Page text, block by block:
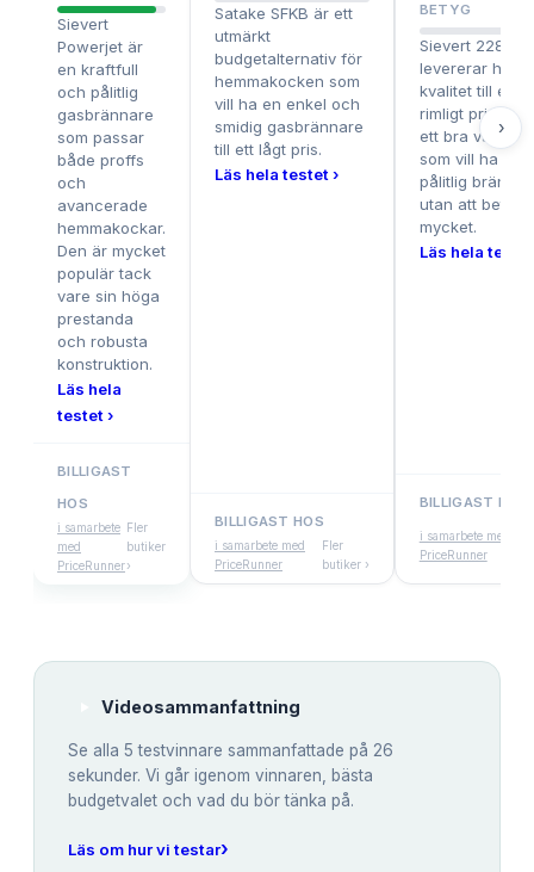
Sievert
Powerjet är
en kraftfull
och pålitlig
gasbrännare
som passar
både proffs
och
avancerade
hemmakockar.
Den är mycket
populär tack
vare sin höga
prestanda
och robusta
konstruktion.
Läs hela
testet ›
BILLIGAST
HOS
i samarbete
med
PriceRunner
Fler
butiker
›
Satake SFKB är ett
utmärkt
budgetalternativ för
hemmakocken som
vill ha en enkel och
smidig gasbrännare
till ett lågt pris.
Läs hela testet ›
BILLIGAST HOS
i samarbete med
PriceRunner
Fler
butiker ›
BETYG
Sievert 228301
levererar hög
kvalitet till ett
rimligt pris och
ett bra val för
som vill ha en
pålitlig
utan att betala
mycket.
Läs hela testet
BILLIGAST HOS
i samarbete med
PriceRunner
›
Videosammanfattning
Se alla 5 testvinnare sammanfattade på 26
sekunder. Vi går igenom vinnaren, bästa
budgetvalet och vad du bör tänka på.
Läs om hur vi testar›